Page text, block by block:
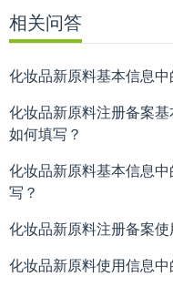
相关问答
化妆品新原料基本信息中
化妆品新原料注册备案
如何填写？
化妆品新原料基本信息
写？
化妆品新原料注册备案使
化妆品新原料使用信息中